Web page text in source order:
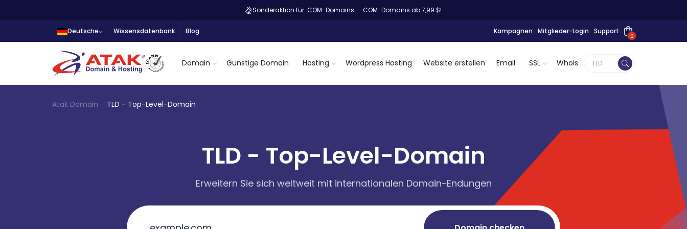
Sonderaktion für .COM-Domains – .COM-Domains ab 7,99 $!
Deutsche Wissensdatenbank Blog Kampagnen Mitglieder-Login Support
0
Domain Günstige Domain Hosting Wordpress Hosting Website erstellen Email SSL Whois
Atak Domain TLD - Top-Level-Domain
TLD - Top-Level-Domain
Erweitern Sie sich weltweit mit internationalen Domain-Endungen